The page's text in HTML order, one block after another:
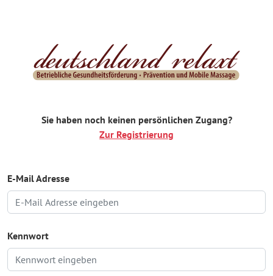
Sie haben noch keinen persönlichen Zugang?
Zur Registrierung
E-Mail Adresse
Kennwort